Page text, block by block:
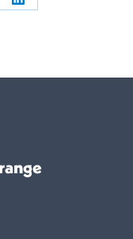
Partager